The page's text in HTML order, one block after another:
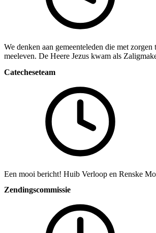
We denken aan gemeenteleden die met
meeleven. De Heere Jezus kwam als
Catecheseteam
Een mooi bericht! Huib Verloop en Renske
Zendingscommissie